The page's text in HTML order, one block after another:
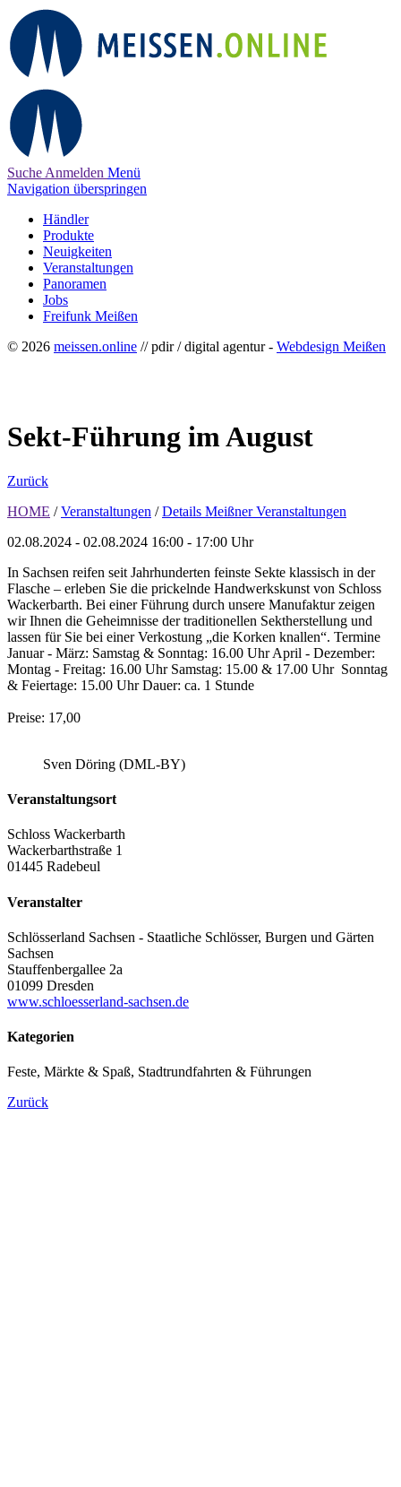
Suche Anmelden Menü
Navigation überspringen
Händler
Produkte
Neuigkeiten
Veranstaltungen
Panoramen
Jobs
Freifunk Meißen
© 2026 meissen.online // pdir / digital agentur - Webdesign Meißen
Sekt-Führung im August
Zurück
HOME / Veranstaltungen / Details Meißner Veranstaltungen
02.08.2024 - 02.08.2024 16:00 - 17:00 Uhr
In Sachsen reifen seit Jahrhunderten feinste Sekte klassisch in der
Flasche – erleben Sie die prickelnde Handwerkskunst von Schloss
Wackerbarth. Bei einer Führung durch unsere Manufaktur zeigen
wir Ihnen die Geheimnisse der traditionellen Sektherstellung und
lassen für Sie bei einer Verkostung „die Korken knallen“. Termine
Januar - März: Samstag & Sonntag: 16.00 Uhr April - Dezember:
Montag - Freitag: 16.00 Uhr Samstag: 15.00 & 17.00 Uhr Sonntag
& Feiertage: 15.00 Uhr Dauer: ca. 1 Stunde
Preise: 17,00
Sven Döring (DML-BY)
Veranstaltungsort
Schloss Wackerbarth
Wackerbarthstraße 1
01445 Radebeul
Veranstalter
Schlösserland Sachsen - Staatliche Schlösser, Burgen und Gärten
Sachsen
Stauffenbergallee 2a
01099 Dresden
www.schloesserland-sachsen.de
Kategorien
Feste, Märkte & Spaß, Stadtrundfahrten & Führungen
Zurück